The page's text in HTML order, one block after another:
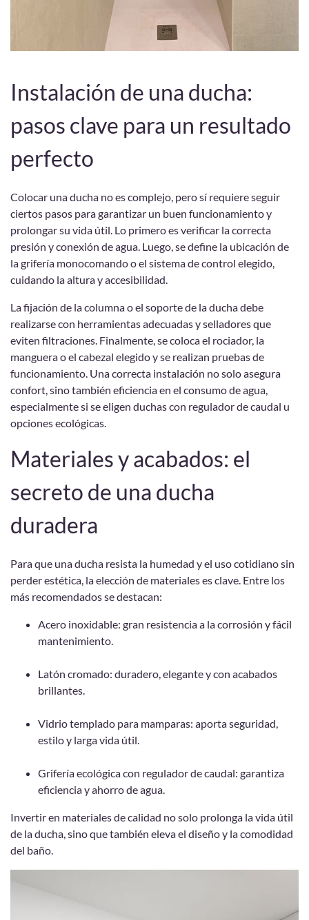
Instalación de una ducha:
pasos clave para un resultado
perfecto
Colocar una ducha no es complejo, pero sí requiere seguir
ciertos pasos para garantizar un buen funcionamiento y
prolongar su vida útil. Lo primero es verificar la correcta
presión y conexión de agua. Luego, se define la ubicación de
la grifería monocomando o el sistema de control elegido,
cuidando la altura y accesibilidad.
La fijación de la columna o el soporte de la ducha debe
realizarse con herramientas adecuadas y selladores que
eviten filtraciones. Finalmente, se coloca el rociador, la
manguera o el cabezal elegido y se realizan pruebas de
funcionamiento. Una correcta instalación no solo asegura
confort, sino también eficiencia en el consumo de agua,
especialmente si se eligen duchas con regulador de caudal u
opciones ecológicas.
Materiales y acabados: el
secreto de una ducha
duradera
Para que una ducha resista la humedad y el uso cotidiano sin
perder estética, la elección de materiales es clave. Entre los
más recomendados se destacan:
Acero inoxidable: gran resistencia a la corrosión y fácil
mantenimiento.
Latón cromado: duradero, elegante y con acabados
brillantes.
Vidrio templado para mamparas: aporta seguridad,
estilo y larga vida útil.
Grifería ecológica con regulador de caudal: garantiza
eficiencia y ahorro de agua.
Invertir en materiales de calidad no solo prolonga la vida útil
de la ducha, sino que también eleva el diseño y la comodidad
del baño.